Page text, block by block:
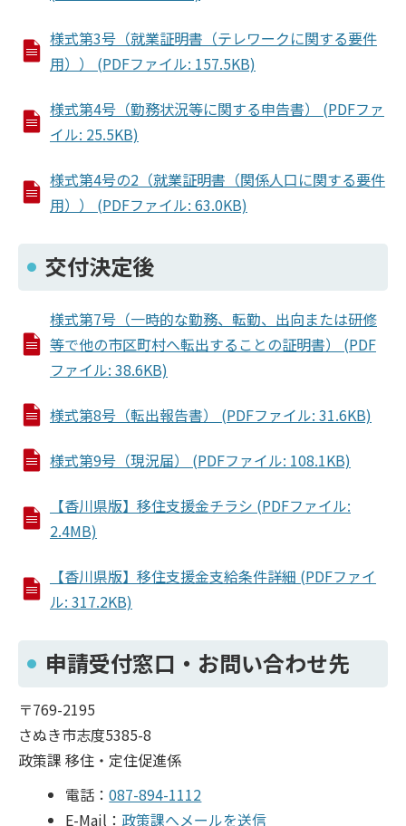
様式第3号（就業証明書（テレワークに関する要件
用）） (PDFファイル: 157.5KB)
様式第4号（勤務状況等に関する申告書） (PDFファ
イル: 25.5KB)
様式第4号の2（就業証明書（関係人口に関する要件
用）） (PDFファイル: 63.0KB)
交付決定後
様式第7号（一時的な勤務、転勤、出向または研修
等で他の市区町村へ転出することの証明書） (PDF
ファイル: 38.6KB)
様式第8号（転出報告書） (PDFファイル: 31.6KB)
様式第9号（現況届） (PDFファイル: 108.1KB)
【香川県版】移住支援金チラシ (PDFファイル:
2.4MB)
【香川県版】移住支援金支給条件詳細 (PDFファイ
ル: 317.2KB)
申請受付窓口・お問い合わせ先
〒769-2195
さぬき市志度5385-8
政策課 移住・定住促進係
電話：087-894-1112
E-Mail： 政策課へメールを送信